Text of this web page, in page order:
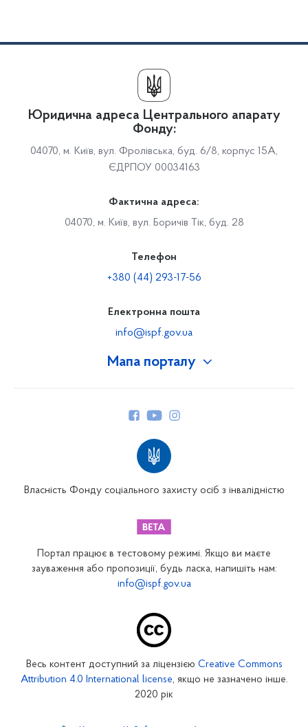
Мапа порталу
Закарпатське відділення
Запорізьке відділення
Кіровоградське відділення
Юридична адреса Центрального апарату
Фонду:
04070, м. Київ, вул. Фролівська, буд. 6/8, корпус 15А,
ЄДРПОУ 00034163
Фактична адреса:
04070, м. Київ, вул. Боричів Тік, буд. 28
Телефон
+380 (44) 293-17-56
Електронна пошта
info@ispf.gov.ua
Власність Фонду соціального захисту осіб з інвалідністю
Портал працює в тестовому режимі. Якщо ви маєте
зауваження або пропозиції, будь ласка, напишіть нам:
info@ispf.gov.ua
Весь контент доступний за ліцензією Creative Commons
Attribution 4.0 International license, якщо не зазначено інше.
2020 рік